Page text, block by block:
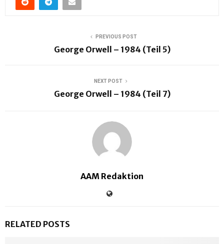
PREVIOUS POST
George Orwell – 1984 (Teil 5)
NEXT POST
George Orwell – 1984 (Teil 7)
AAM Redaktion
RELATED POSTS